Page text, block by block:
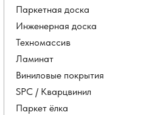
Паркетная доска
Инженерная доска
Техномассив
Ламинат
Виниловые покрытия
SPC / Кварцвинил
Паркет ёлка